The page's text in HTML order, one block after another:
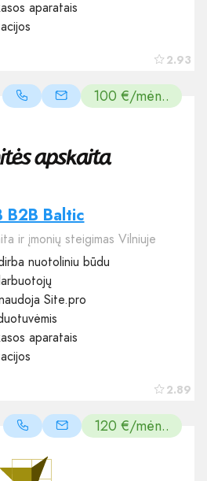
2.93
aparatais
100 €/mėn..
2.89
B2B Baltic
ir įmonių steigimas Vilniuje
nuotoliniu būdu
Site.pro
aparatais
120 €/mėn..